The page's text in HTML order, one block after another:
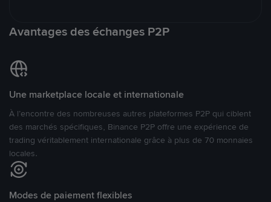
Avantages des échanges P2P
Une marketplace locale et internationale
À l’encontre des nombreuses autres plateformes P2P qui ciblent
des marchés spécifiques, Binance P2P offre une expérience de
trading véritablement internationale grâce à plus de 70 monnaies
locales.
Modes de paiement flexibles